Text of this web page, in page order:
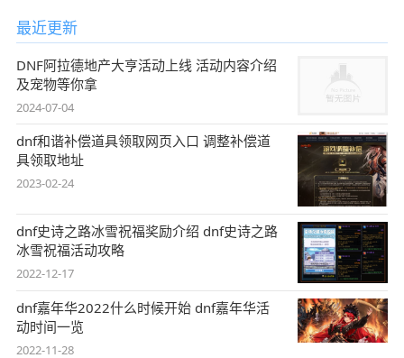
最近更新
DNF阿拉德地产大亨活动上线 活动内容介绍
及宠物等你拿
2024-07-04
dnf和谐补偿道具领取网页入口 调整补偿道
具领取地址
2023-02-24
dnf史诗之路冰雪祝福奖励介绍 dnf史诗之路
冰雪祝福活动攻略
2022-12-17
dnf嘉年华2022什么时候开始 dnf嘉年华活
动时间一览
2022-11-28